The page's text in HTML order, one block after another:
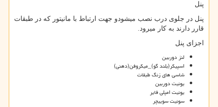
پنل
پنل در جلوی درب نصب میشودو جهت ارتباط با مانیتور که در طبقات
قارر دارند به کار میرود.
اجزای پنل
لنز دوربین
اسپیکر(بلند گو)_میکروفن(دهنی)
شاسی های زنگ طبقات
یونیت دوربین
یونیت امپلی فایر
سونیت سوییچر